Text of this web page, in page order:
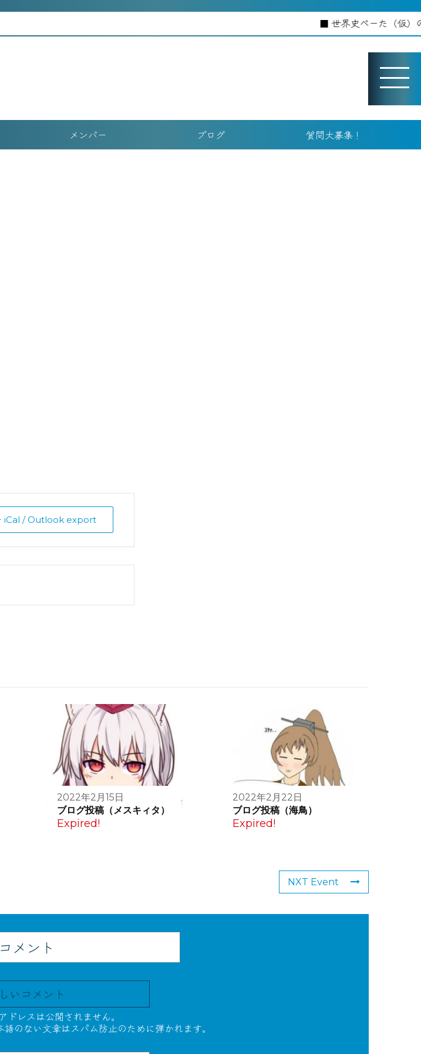
世界史べーた（仮）のホ
メンバー ブログ 質問大募集！
iCal / Outlook export
2022年2月15日
ブログ投稿（メスキィタ）
Expired!
2022年2月22日
ブログ投稿（海鳥）
Expired!
NXT Event
コメント
いコメント
ドレスは公開されません。
のない文章はスパム防止のために弾かれます。